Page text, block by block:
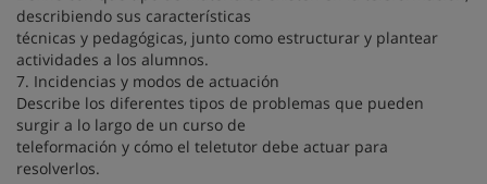
describiendo sus características
técnicas y pedagógicas, junto como estructurar y plantear
actividades a los alumnos.
7. Incidencias y modos de actuación
Describe los diferentes tipos de problemas que pueden
surgir a lo largo de un curso de
teleformación y cómo el teletutor debe actuar para
resolverlos.